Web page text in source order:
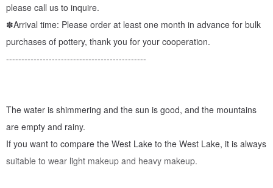
please call us to inquire.
✽Arrival time: Please order at least one month in advance for bulk
purchases of pottery, thank you for your cooperation.
----------------------------------------------
The water is shimmering and the sun is good, and the mountains
are empty and rainy.
If you want to compare the West Lake to the West Lake, it is always
suitable to wear light makeup and heavy makeup.